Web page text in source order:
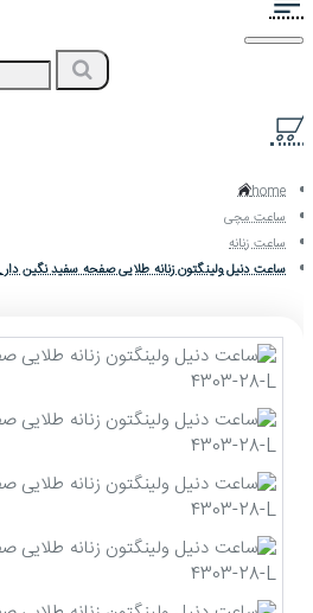
home
ساعت مچی
ساعت زنانه
ساعت دنیل ولینگتون زنانه طلایی صفحه سفید نگین دار DW-4303-28-L